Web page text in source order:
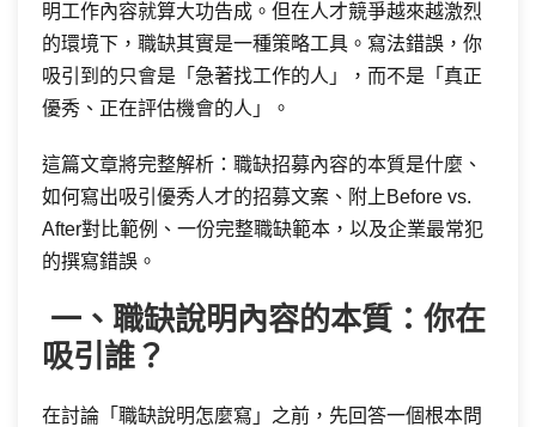
明工作內容就算大功告成。但在人才競爭越來越激烈
的環境下，職缺其實是一種策略工具。寫法錯誤，你
吸引到的只會是「急著找工作的人」，而不是「真正
優秀、正在評估機會的人」。
這篇文章將完整解析：職缺招募內容的本質是什麼、
如何寫出吸引優秀人才的招募文案、附上Before vs.
After對比範例、一份完整職缺範本，以及企業最常犯
的撰寫錯誤。
一、職缺說明內容的本質：你在
吸引誰？
在討論「職缺說明怎麼寫」之前，先回答一個根本問